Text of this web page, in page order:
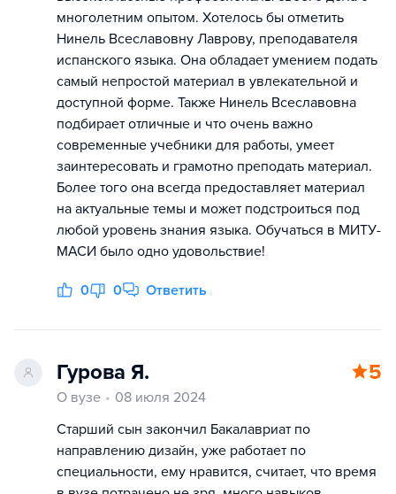
многолетним опытом. Хотелось бы отметить
Нинель Всеславовну Лаврову, преподавателя
испанского языка. Она обладает умением подать
самый непростой материал в увлекательной и
доступной форме. Также Нинель Всеславовна
подбирает отличные и что очень важно
современные учебники для работы, умеет
заинтересовать и грамотно преподать материал.
Более того она всегда предоставляет материал
на актуальные темы и может подстроиться под
любой уровень знания языка. Обучаться в МИТУ-
МАСИ было одно удовольствие!
0 0 Ответить
Гурова Я. 5
О вузе
08 июля 2024
Старший сын закончил Бакалавриат по
направлению дизайн, уже работает по
специальности, ему нравится, считает, что время